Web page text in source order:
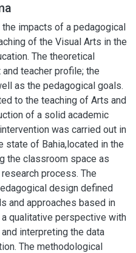
impacts of a pedagogical
of the Visual Arts in the
The theoretical
teacher profile; the
as the pedagogical goals.
to the teaching of Arts and
of a solid academic
was carried out in
state of Bahia,located in the
the classroom space as
process. The
design defined
and approaches based in
qualitative perspective with
interpreting the data
The methodological